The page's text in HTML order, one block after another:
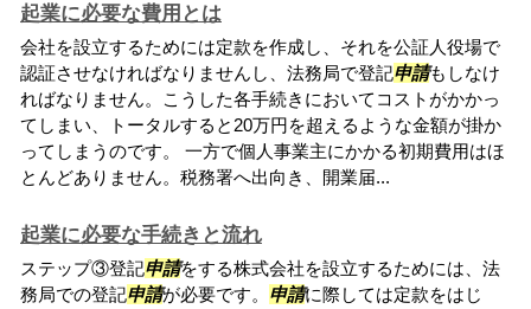
起業に必要な費用とは
会社を設立するためには定款を作成し、それを公証人役場で
認証させなければなりませんし、法務局で登記申請もしなけ
ればなりません。こうした各手続きにおいてコストがかかっ
てしまい、トータルすると20万円を超えるような金額が掛か
ってしまうのです。 一方で個人事業主にかかる初期費用はほ
とんどありません。税務署へ出向き、開業届...
起業に必要な手続きと流れ
ステップ③登記申請をする株式会社を設立するためには、法
務局での登記申請が必要です。 申請に際しては定款をはじ